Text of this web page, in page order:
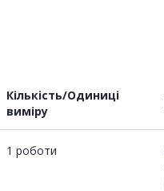
Кількість/Одиниці
виміру
1 роботи